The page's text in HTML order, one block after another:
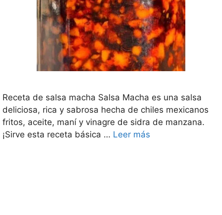
Receta de salsa macha Salsa Macha es una salsa
deliciosa, rica y sabrosa hecha de chiles mexicanos
fritos, aceite, maní y vinagre de sidra de manzana.
¡Sirve esta receta básica … Leer más